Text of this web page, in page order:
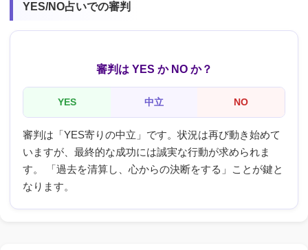
YES/NO占いでの審判
審判は YES か NO か？
YES 中立 NO
審判は「YES寄りの中立」です。状況は再び動き始めて
いますが、最終的な成功には誠実な行動が求められま
す。 「過去を清算し、心からの決断をする」ことが鍵と
なります。